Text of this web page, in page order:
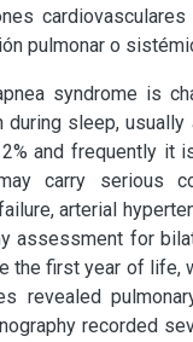
pulmonar o
syndrome is
during sleep,
and frequently
carry serious
arterial
assessment for
the first year of life,
revealed
recorded